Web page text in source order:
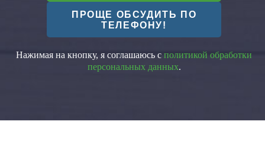
ПРОЩЕ ОБСУДИТЬ ПО
ТЕЛЕФОНУ!
Нажимая на кнопку, я соглашаюсь с политикой обработки
персональных данных.